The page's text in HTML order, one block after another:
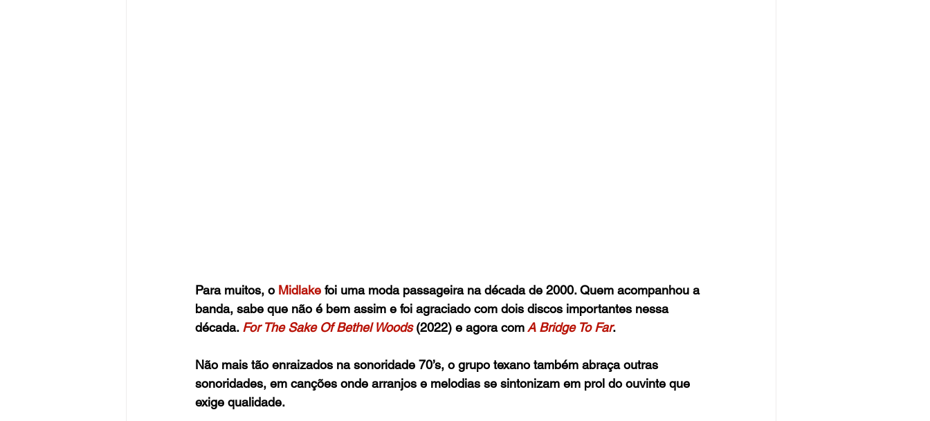
Para muitos, o Midlake foi uma moda passageira na década de 2000. Quem acompanhou a
banda, sabe que não é bem assim e foi agraciado com dois discos importantes nessa
década. For The Sake Of Bethel Woods (2022) e agora comA Bridge To Far.
Não mais tão enraizados na sonoridade 70’s, o grupo texano também abraça outras
sonoridades, em canções onde arranjos e melodias se sintonizam em prol do ouvinte que
exige qualidade.